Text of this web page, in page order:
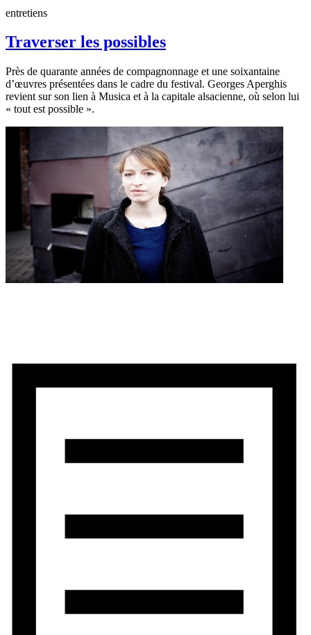
entretiens
Traverser les possibles
Près de quarante années de compagnonnage et une soixantaine
d’œuvres présentées dans le cadre du festival. Georges Aperghis
revient sur son lien à Musica et à la capitale alsacienne, où selon lui
« tout est possible ».